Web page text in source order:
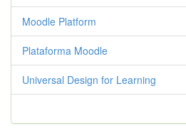
Moodle Platform
Plataforma Moodle
Universal Design for Learning